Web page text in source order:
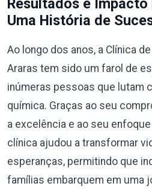
Resultados e Impacto
Uma História de
Ao longo dos anos, a Clínica
Araras tem sido um farol de
inúmeras pessoas que lutam
química. Graças ao seu
a excelência e ao seu
clínica ajudou a transformar
esperanças, permitindo que
famílias embarquem em uma